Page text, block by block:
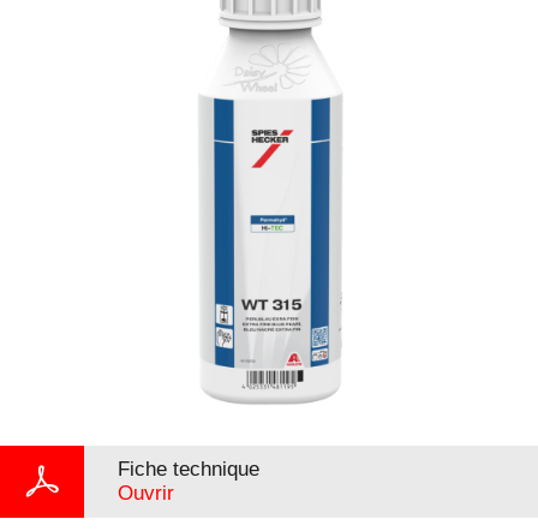
Fiche technique
Ouvrir